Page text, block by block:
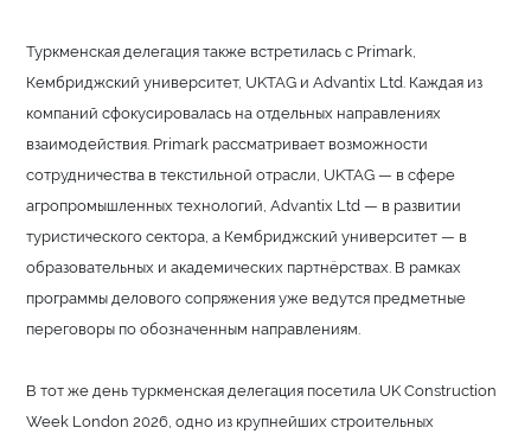
Туркменская делегация также встретилась с Primark,
Кембриджский университет, UKTAG и Advantix Ltd. Каждая из
компаний сфокусировалась на отдельных направлениях
взаимодействия. Primark рассматривает возможности
сотрудничества в текстильной отрасли, UKTAG — в сфере
агропромышленных технологий, Advantix Ltd — в развитии
туристического сектора, а Кембриджский университет — в
образовательных и академических партнёрствах. В рамках
программы делового сопряжения уже ведутся предметные
переговоры по обозначенным направлениям.
В тот же день туркменская делегация посетила UK Construction
Week London 2026, одно из крупнейших строительных